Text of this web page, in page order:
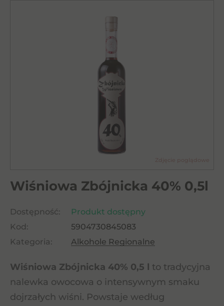
Wiśniowa Zbójnicka 40% 0,5l
Dostępność:
Produkt dostępny
Kod:
5904730845083
Kategoria:
Alkohole Regionalne
Wiśniowa Zbójnicka 40% 0,5 l
to tradycyjna
nalewka owocowa o intensywnym smaku
dojrzałych wiśni. Powstaje według